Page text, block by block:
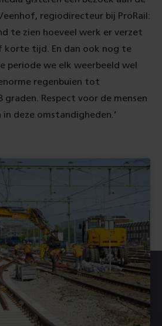
regiodirecteur bij ProRail:
te zien hoeveel werk er verzet
tijd. En dan ook nog te
periode we elk weerbeeld wel
regenbuien tot
Respect voor de mensen
deze omstandigheden.’